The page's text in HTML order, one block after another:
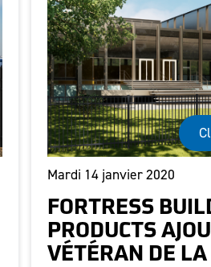
Mardi 14 janvier 2020
FORTRESS
PRODUCTS
VÉTÉRAN DE LA